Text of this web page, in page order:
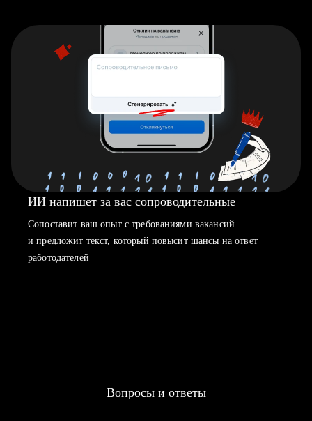
ИИ напишет за вас сопроводительные
Сопоставит ваш опыт с требованиями вакансий
и предложит текст, который повысит шансы на ответ
работодателей
Вопросы и ответы